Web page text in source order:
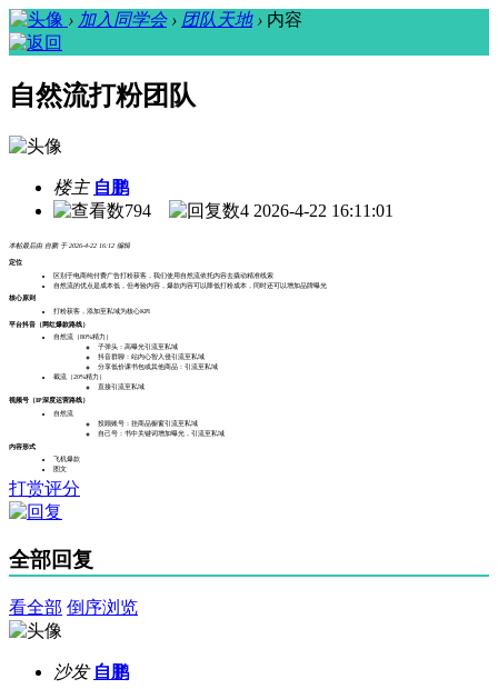
› 加入同学会 › 团队天地 › 内容
自然流打粉团队
楼主 自鹏
794
4 2026-4-22 16:11:01
本帖最后由 自鹏 于 2026-4-22 16:12 编辑
定位
区别于电商纯付费广告打粉获客，我们使用自然流依托内容去撬动精准线索
自然流的优点是成本低，但考验内容，爆款内容可以降低打粉成本，同时还可以增加品牌曝光
核心原则
打粉获客，添加至私域为核心KPI
平台抖音（网红爆款路线）
自然流（80%精力）
子弹头：高曝光引流至私域
抖音群聊：站内心智入侵引流至私域
分享低价课书包或其他商品：引流至私域
截流（20%精力）
直接引流至私域
视频号（IP深度运营路线）
自然流
投顾账号：挂商品橱窗引流至私域
自己号：书中关键词增加曝光，引流至私域
内容形式
飞机爆款
图文
打赏评分
全部回复
看全部 倒序浏览
沙发 自鹏